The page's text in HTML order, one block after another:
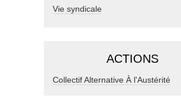
Vie syndicale
ACTIONS
Collectif Alternative À l'Austérité